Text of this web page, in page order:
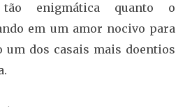
enigmática quanto o
em um amor nocivo para
um dos casais mais doentios